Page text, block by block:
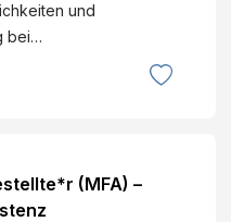
und
bei…
(MFA) –